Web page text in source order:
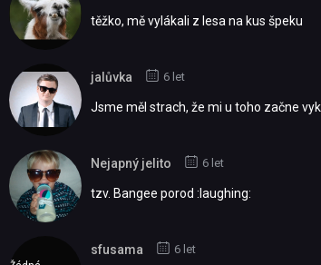
těžko, mě vylákali z lesa na kus špeku
jalůvka 6 let
Jsme měl strach, že mi u toho začne
Nejapný jelito 6 let
tzv. Bangee porod :laughing:
sfusama 6 let